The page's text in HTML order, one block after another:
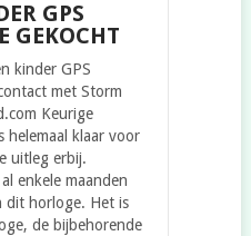
GPS
GEKOCHT
kinder GPS
met Storm
Keurige
helemaal klaar voor
uitleg erbij.
enkele maanden
dit horloge. Het is
de bijbehorende